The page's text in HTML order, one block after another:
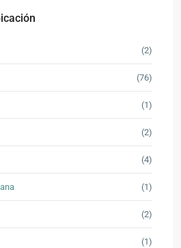
(2)
(76)
(1)
(2)
(4)
(1)
(2)
(1)